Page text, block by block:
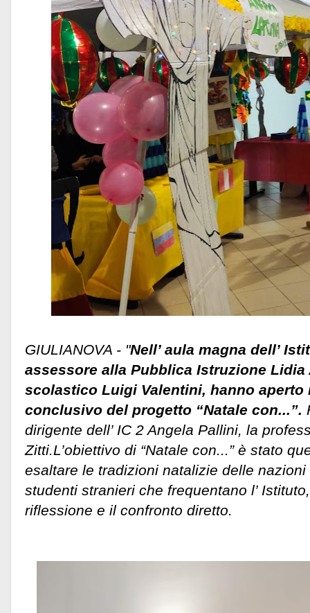
GIULIANOVA - "Nell’ aula magna dell’
assessore alla Pubblica Istruzione
scolastico Luigi Valentini, hanno aperto
conclusivo del progetto “Natale con...”.
dirigente dell’ IC 2 Angela Pallini, la
Zitti.L’obiettivo di “Natale con...” è stato
esaltare le tradizioni natalizie delle
studenti stranieri che frequentano l’
riflessione e il confronto diretto.